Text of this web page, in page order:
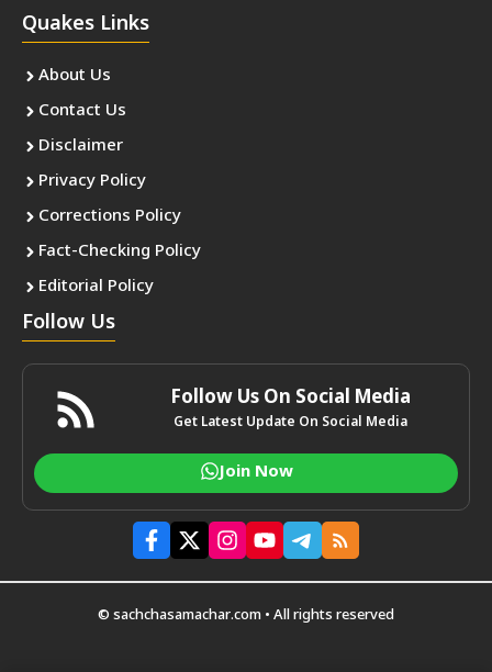
Quakes Links
About Us
Contact Us
Disclaimer
Privacy Policy
Corrections Policy
Fact-Checking Policy
Editorial Policy
Follow Us
Follow Us On Social Media
Get Latest Update On Social Media
Join Now
© sachchasamachar.com • All rights reserved